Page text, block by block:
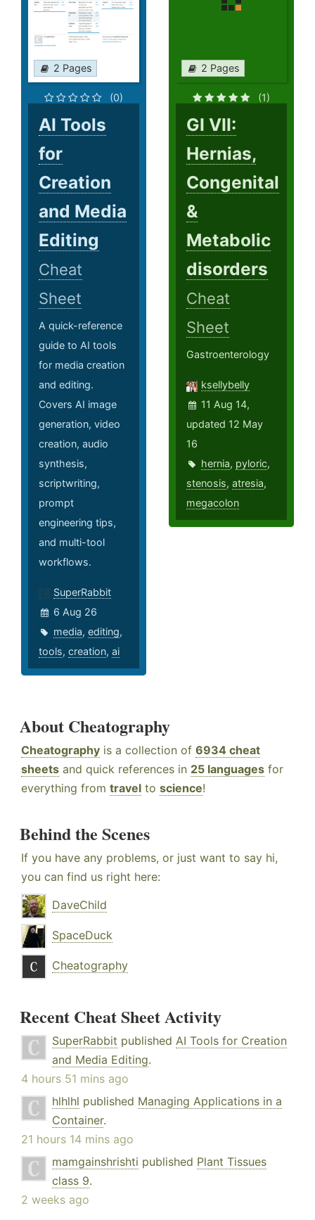
2 Pages
(0)
AI Tools
for
Creation
and Media
Editing
Cheat
Sheet
A quick-reference
guide to AI tools
for media creation
and editing.
Covers AI image
generation, video
creation, audio
synthesis,
scriptwriting,
prompt
engineering tips,
and multi-tool
workflows.
SuperRabbit
6 Aug 26
media, editing,
tools, creation, ai
2 Pages
(1)
GI VII:
Hernias,
Congenital
&
Metabolic
disorders
Cheat
Sheet
Gastroenterology
ksellybelly
11 Aug 14,
updated 12 May
16
hernia, pyloric,
stenosis,atresia,
megacolon
About Cheatography
Cheatography is a collection of 6934 cheat
sheets and quick references in 25 languages for
everything from travel to science!
Behind the Scenes
If you have any problems, or just want to say hi,
you can find us right here:
DaveChild
SpaceDuck
Cheatography
Recent Cheat Sheet Activity
SuperRabbit published AI Tools for Creation
and Media Editing.
4 hours 51 mins ago
hlhlhl published Managing Applications in a
Container.
21 hours 14 mins ago
mamgainshrishti published Plant Tissues
class 9.
2 weeks ago